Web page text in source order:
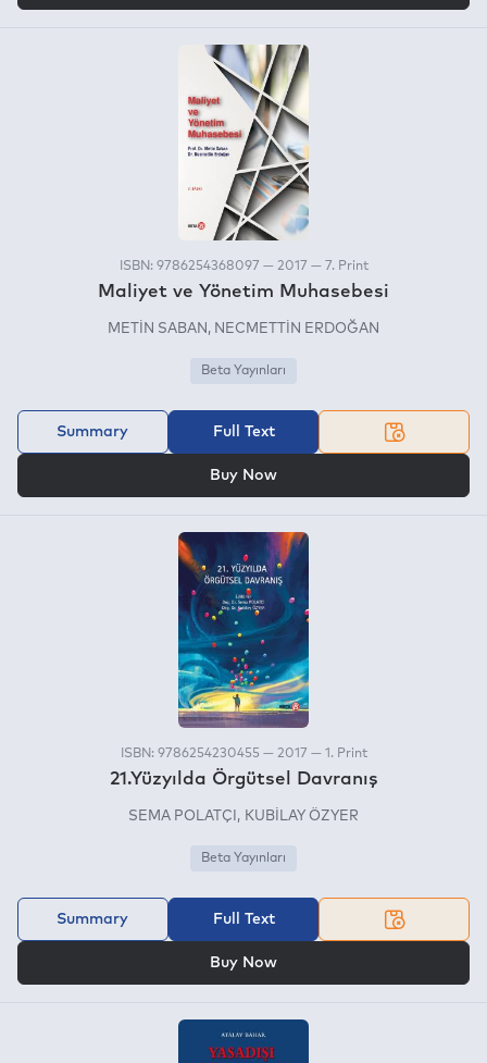
ISBN: 9786254368097 — 2017 — 7. Print
Maliyet ve Yönetim Muhasebesi
METİN SABAN NECMETTİN ERDOĞAN
Beta Yayınları
Summary Full Text
Buy Now
ISBN: 9786254230455 — 2017 — 1. Print
21.Yüzyılda Örgütsel Davranış
SEMA POLATÇI KUBİLAY ÖZYER
Beta Yayınları
Summary Full Text
Buy Now